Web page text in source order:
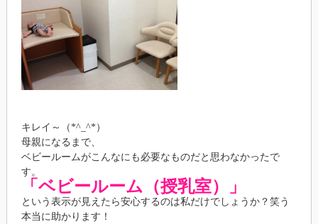
キレイ～（*^_^*）
母親になるまで、
ベビールームがこんなにも必要なものだと思わなかったで
す。
「ベビールーム（授乳室）」
という表示が見えたら安心するのは私だけでしょうか？笑う
本当に助かります！